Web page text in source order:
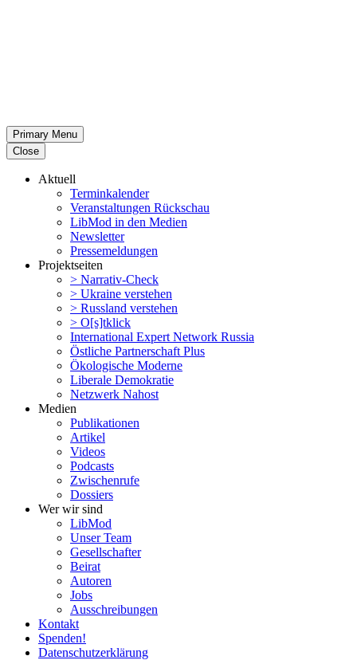
Primary Menu
Close
Aktuell
Termin­ka­lender
Veran­stal­tungen Rückschau
LibMod in den Medien
Newsletter
Presse­mel­dungen
Projekt­seiten
> Narrativ-Check
> Ukraine verstehen
> Russland verstehen
> O[s]tklick
Inter­na­tional Expert Network Russia
Östliche Partner­schaft Plus
Ökolo­gische Moderne
Liberale Demokratie
Netzwerk Nahost
Medien
Publi­ka­tionen
Artikel
Videos
Podcasts
Zwischenrufe
Dossiers
Wer wir sind
LibMod
Unser Team
Gesell­schafter
Beirat
Autoren
Jobs
Ausschrei­bungen
Kontakt
Spenden!
Daten­schutz­er­klärung